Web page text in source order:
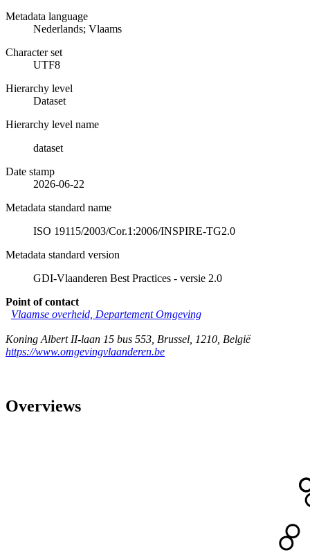
Metadata language
Nederlands; Vlaams
Character set
UTF8
Hierarchy level
Dataset
Hierarchy level name
dataset
Date stamp
2026-06-22
Metadata standard name
ISO 19115/2003/Cor.1:2006/INSPIRE-TG2.0
Metadata standard version
GDI-Vlaanderen Best Practices - versie 2.0
Point of contact
Vlaamse overheid, Departement Omgeving
Koning Albert II-laan 15 bus 553 Brussel 1210 België
https://www.omgevingvlaanderen.be
Overviews